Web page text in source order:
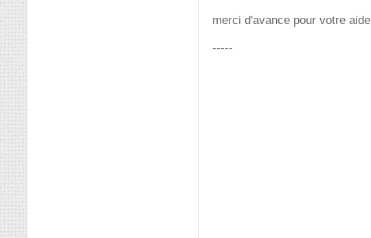
merci d'avance pour votre aide
-----